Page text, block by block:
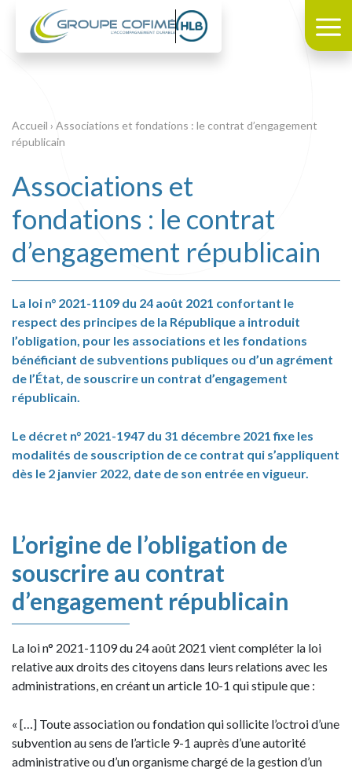
Accueil › Associations et fondations : le contrat d’engagement
républicain
Associations et
fondations : le contrat
d’engagement républicain
La loi n° 2021-1109 du 24 août 2021 confortant le
respect des principes de la République a introduit
l’obligation, pour les associations et les fondations
bénéficiant de subventions publiques ou d’un agrément
de l’État, de souscrire un contrat d’engagement
républicain.
Le décret n° 2021-1947 du 31 décembre 2021 fixe les
modalités de souscription de ce contrat qui s’appliquent
dès le 2 janvier 2022, date de son entrée en vigueur.
L’origine de l’obligation de
souscrire au contrat
d’engagement républicain
La loi n° 2021-1109 du 24 août 2021 vient compléter la loi
relative aux droits des citoyens dans leurs relations avec les
administrations, en créant un article 10-1 qui stipule que :
« […] Toute association ou fondation qui sollicite l’octroi d’une
subvention au sens de l’article 9-1 auprès d’une autorité
administrative ou d’un organisme chargé de la gestion d’un